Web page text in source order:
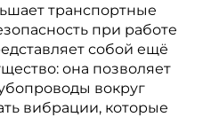
транспортные
при работе
собой ещё
она позволяет
вокруг
вибрации, которые